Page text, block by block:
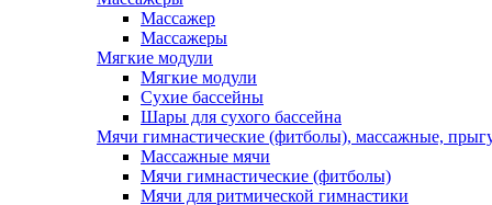
Массажер
Массажеры
Мягкие модули
Мягкие модули
Сухие бассейны
Шары для сухого бассейна
Мячи гимнастические (фитболы), массажные,
Массажные мячи
Мячи гимнастические (фитболы)
Мячи для ритмической гимнастики